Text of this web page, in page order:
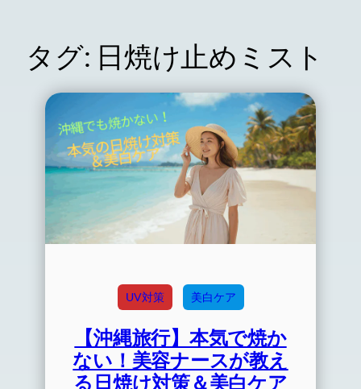
タグ: 日焼け止めミスト
UV対策 美白ケア
【沖縄旅行】本気で焼か
ない！美容ナースが教え
る日焼け対策＆美白ケア